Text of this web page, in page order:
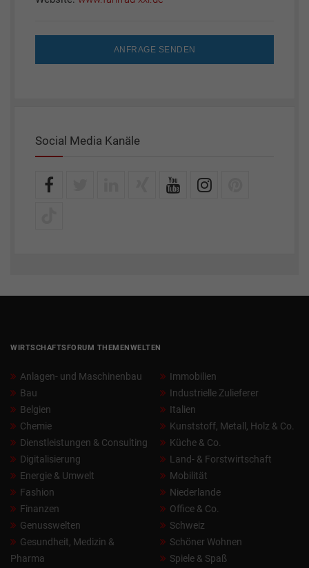
ANFRAGE SENDEN
Social Media Kanäle
WIRTSCHAFTSFORUM THEMENWELTEN
Anlagen- und Maschinenbau
Bau
Belgien
Chemie
Dienstleistungen & Consulting
Digitalisierung
Energie & Umwelt
Fashion
Finanzen
Genusswelten
Gesundheit, Medizin &
Pharma
Immobilien
Industrielle Zulieferer
Italien
Kunststoff, Metall, Holz & Co.
Küche & Co.
Land- & Forstwirtschaft
Mobilität
Niederlande
Office & Co.
Schweiz
Schöner Wohnen
Spiele & Spaß